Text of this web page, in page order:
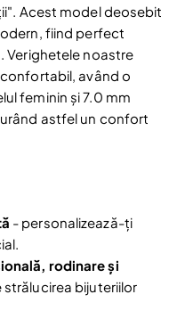
Acest model deosebit
fiind perfect
Verighetele noastre
având o
feminin și 7.0 mm
astfel un confort
- personalizează-ți
rodinare și
bijuteriilor